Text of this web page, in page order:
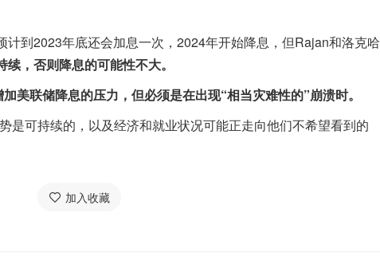
计到2023年底还会加息一次，2024年开始降息，但Rajan和洛克哈
，否则降息的可能性不大。
美联储降息的压力，但必须是在出现“相当灾难性的”崩溃时。
是可持续的，以及经济和就业状况可能正走向他们不希望看到的
加入收藏